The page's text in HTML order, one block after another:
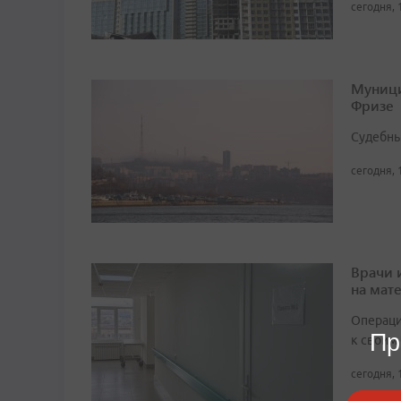
сегодня,
Фризе
сегодня,
Врачи
на
к
сегодня,